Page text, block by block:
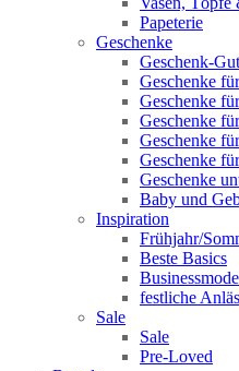
Papeterie
Geschenke
Geschenk-
Geschenke
Geschenke
Geschenke
Geschenke
Geschenke
Geschenke
Baby und
Inspiration
Frühjahr/
Beste Basics
Businessmode
festliche
Sale
Sale
Pre-Loved